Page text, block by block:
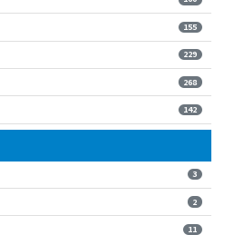
155
229
268
142
3
2
11